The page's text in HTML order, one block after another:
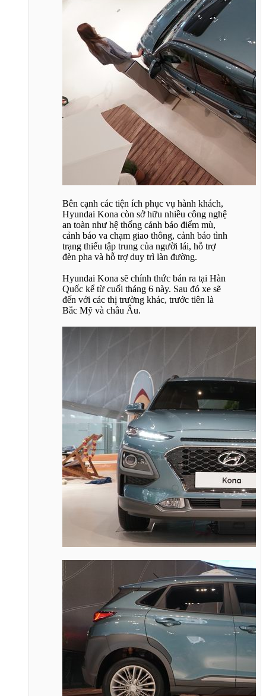
Bên cạnh các tiện ích phục vụ hành khách,
Hyundai Kona còn sở hữu nhiều công nghệ
an toàn như hệ thống cảnh báo điểm mù,
cảnh báo va chạm giao thông, cảnh báo tình
trạng thiếu tập trung của người lái, hỗ trợ
đèn pha và hỗ trợ duy trì làn đường.
Hyundai Kona sẽ chính thức bán ra tại Hàn
Quốc kể từ cuối tháng 6 này. Sau đó xe sẽ
đến với các thị trường khác, trước tiên là
Bắc Mỹ và châu Âu.